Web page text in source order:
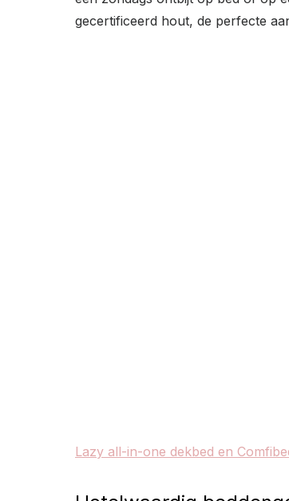
gecertificeerd hout, de perfecte
Lazy all-in-one dekbed en